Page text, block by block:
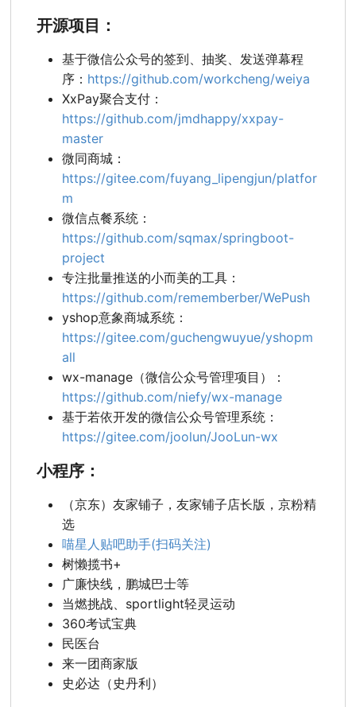
开源项目：
基于微信公众号的签到、抽奖、发送弹幕程
序： https://github.com/workcheng/weiya
XxPay聚合支付：
https://github.com/jmdhappy/xxpay-
master
微同商城：
https://gitee.com/fuyang_lipengjun/platfor
m
微信点餐系统：
https://github.com/sqmax/springboot-
project
专注批量推送的小而美的工具：
https://github.com/rememberber/WePush
yshop意象商城系统：
https://gitee.com/guchengwuyue/yshopm
all
wx-manage（微信公众号管理项目）：
https://github.com/niefy/wx-manage
基于若依开发的微信公众号管理系统：
https://gitee.com/joolun/JooLun-wx
小程序：
（京东）友家铺子，友家铺子店长版，京粉精
选
喵星人贴吧助手(扫码关注)
树懒揽书+
广廉快线，鹏城巴士等
当燃挑战、sportlight轻灵运动
360考试宝典
民医台
来一团商家版
史必达（史丹利）